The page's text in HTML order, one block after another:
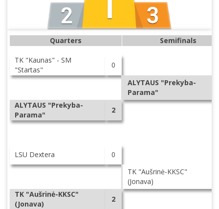
Quarters Semifinals
TK "Kaunas" - SM
"Startas"
0
ALYTAUS "Prekyba-
Parama"
ALYTAUS "Prekyba-
Parama"
2
LSU Dextera
0
TK "Aušrinė-KKSC"
(Jonava)
TK "Aušrinė-KKSC"
(Jonava)
2